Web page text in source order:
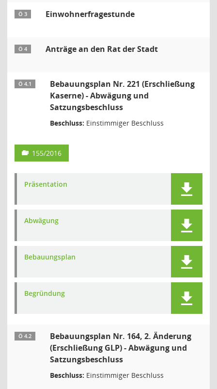
Ö 3 Einwohnerfragestunde
Ö 4 Anträge an den Rat der Stadt
Ö 4.1
Bebauungsplan Nr. 221 (Erschließung
Kaserne) - Abwägung und
Satzungsbeschluss
Beschluss: Einstimmiger Beschluss
155/2016
Präsentation
Abwägung
Bebauungsplan
Begründung
Ö 4.2
Bebauungsplan Nr. 164, 2. Änderung
(Erschließung GLP) - Abwägung und
Satzungsbeschluss
Beschluss: Einstimmiger Beschluss